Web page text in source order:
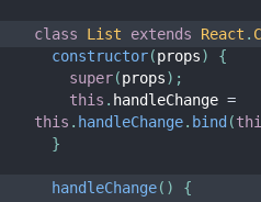
class List extends React .
constructor(props)
{
super(props) ;
this . handleChange =
this . handleChange. bind (
}
handleChange( )
{